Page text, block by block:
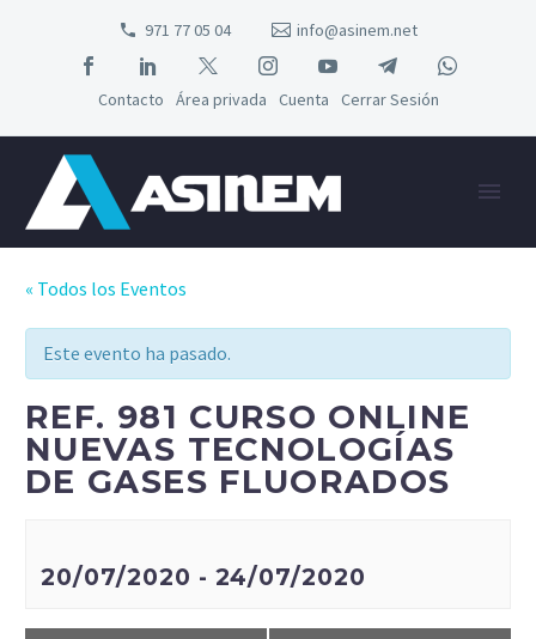
971 77 05 04 info@asinem.net
Contacto Área privada Cuenta Cerrar Sesión
« Todos los Eventos
Este evento ha pasado.
REF. 981 CURSO ONLINE
NUEVAS TECNOLOGÍAS
DE GASES FLUORADOS
20/07/2020 - 24/07/2020